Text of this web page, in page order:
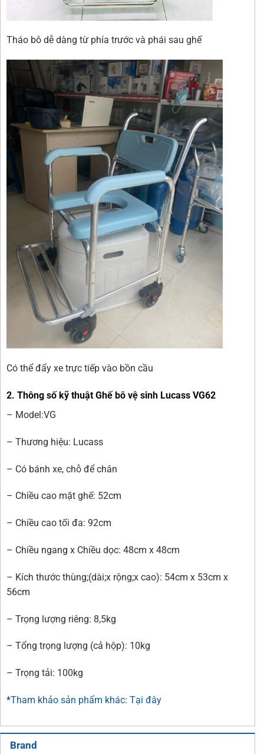
Tháo bô dễ dàng từ phía trước và phái sau ghế
Có thể đẩy xe trực tiếp vào bồn cầu
2. Thông số kỹ thuật Ghế bô vệ sinh Lucass VG62
– Model:VG
– Thương hiệu: Lucass
– Có bánh xe, chỗ để chân
– Chiều cao mặt ghế: 52cm
– Chiều cao tối đa: 92cm
– Chiều ngang x Chiều dọc: 48cm x 48cm
– Kích thước thùng;(dài;x rộng;x cao): 54cm x 53cm x
56cm
– Trọng lượng riêng: 8,5kg
– Tổng trọng lượng (cả hộp): 10kg
– Trọng tải: 100kg
*Tham khảo sản phẩm khác: Tại đây
Brand